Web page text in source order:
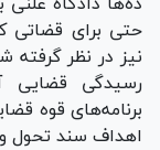
حتی برای قضاتی
نیز در نظر گرفته
رسیدگی قضایی
برنامه‌های قوه
اهداف سند تحول و